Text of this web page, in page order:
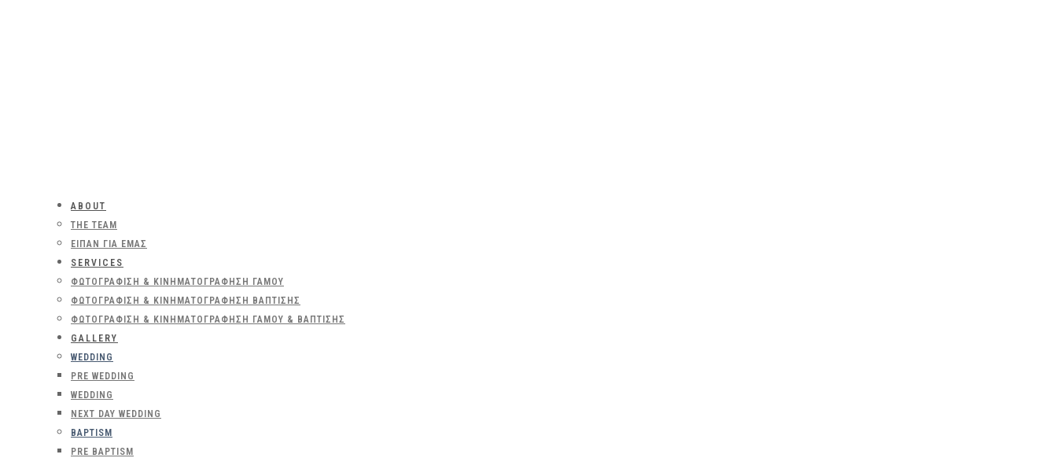
ABOUT
THE TEAM
ΕΊΠΑΝ ΓΙΑ ΕΜΆΣ
SERVICES
ΦΩΤΟΓΡΆΦΙΣΗ & ΚΙΝΗΜΑΤΟΓΡΆΦΗΣΗ ΓΆΜΟΥ
ΦΩΤΟΓΡΆΦΙΣΗ & ΚΙΝΗΜΑΤΟΓΡΆΦΗΣΗ ΒΆΠΤΙΣΗΣ
ΦΩΤΟΓΡΆΦΙΣΗ & ΚΙΝΗΜΑΤΟΓΡΆΦΗΣΗ ΓΆΜΟΥ & ΒΆΠΤΙΣΗΣ
GALLERY
WEDDING
PRE WEDDING
WEDDING
NEXT DAY WEDDING
BAPTISM
PRE BAPTISM